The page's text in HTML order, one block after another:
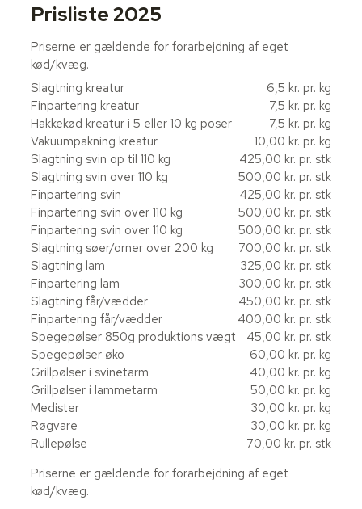
Prisliste 2025
Priserne er gældende for forarbejdning af eget
kød/kvæg.
​Slagtning kreatur
6,5 kr. pr. kg​
Finpartering kreatur
7,5 kr. pr. kg
Hakkekød kreatur i 5 eller 10 kg poser
7,5 kr. pr. kg
Vakuumpakning kreatur
10,00 kr. pr. kg
Slagtning svin op til 110 kg
425,00 kr. pr. stk
Slagtning svin over 110 kg
500,00 kr. pr. stk
Finpartering svin
425,00 kr. pr. stk
Finpartering svin over 110 kg
500,00 kr. pr. stk
Finpartering svin over 110 kg
500,00 kr. pr. stk
Slagtning søer/orner over 200 kg
700,00 kr. pr. stk
Slagtning lam
325,00 kr. pr. stk
Finpartering lam
300,00 kr. pr. stk
Slagtning får/vædder
450,00 kr. pr. stk
Finpartering får/vædder
400,00 kr. pr. stk
Spegepølser 850g produktions vægt
45,00 kr. pr. stk
Spegepølser øko
60,00 kr. pr. kg
Grillpølser i svinetarm
40,00 kr. pr. kg
Grillpølser i lammetarm
50,00 kr. pr. kg
Medister
30,00 kr. pr. kg
Røgvare
30,00 kr. pr. kg
Rullepølse
70,00 kr. pr. stk
Priserne er gældende for forarbejdning af eget
kød/kvæg.